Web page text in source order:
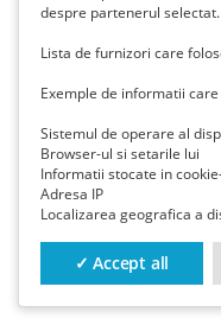
despre partenerul selectat.
Lista de furnizori care
Exemple de informatii
Sistemul de operare al
Browser-ul si setarile lui
Informatii stocate in
Adresa IP
Localizarea geografica a
✓ Accept all